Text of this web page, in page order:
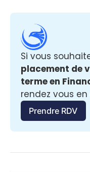
placement de
terme en
rendez vous
Prendre RDV